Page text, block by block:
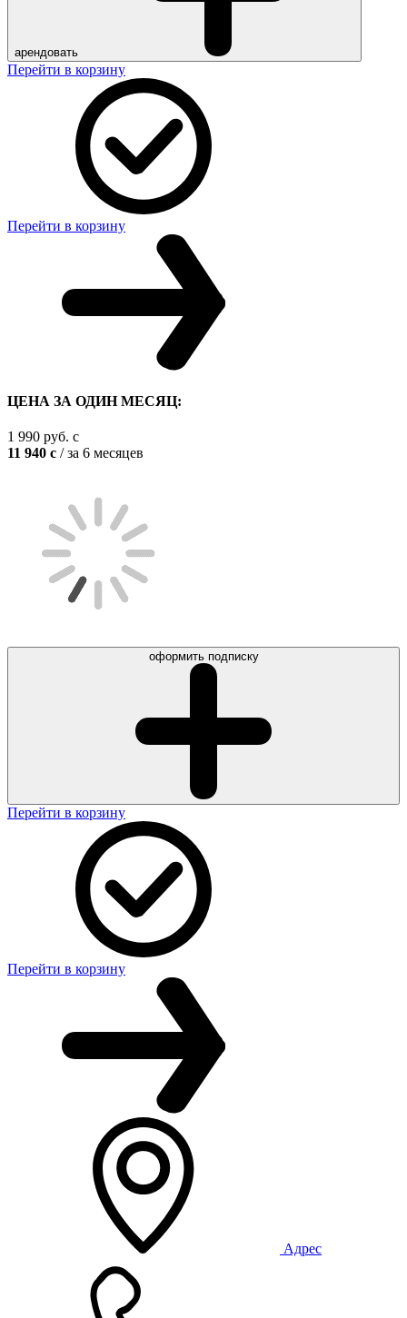
арендовать
Перейти в корзину
Перейти в корзину
ЦЕНА ЗА ОДИН МЕСЯЦ:
1 990 руб. c
11 940 c / за 6 месяцев
оформить подписку
Перейти в корзину
Перейти в корзину
Адрес